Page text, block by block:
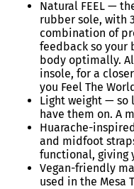
Natural FEEL —
rubber sole, with
combination of
feedback so your
body optimally.
insole, for a
you Feel The
Light weight — so
have them on. A
Huarache-
and midfoot
functional, giving
Vegan-friendly
used in the Mesa